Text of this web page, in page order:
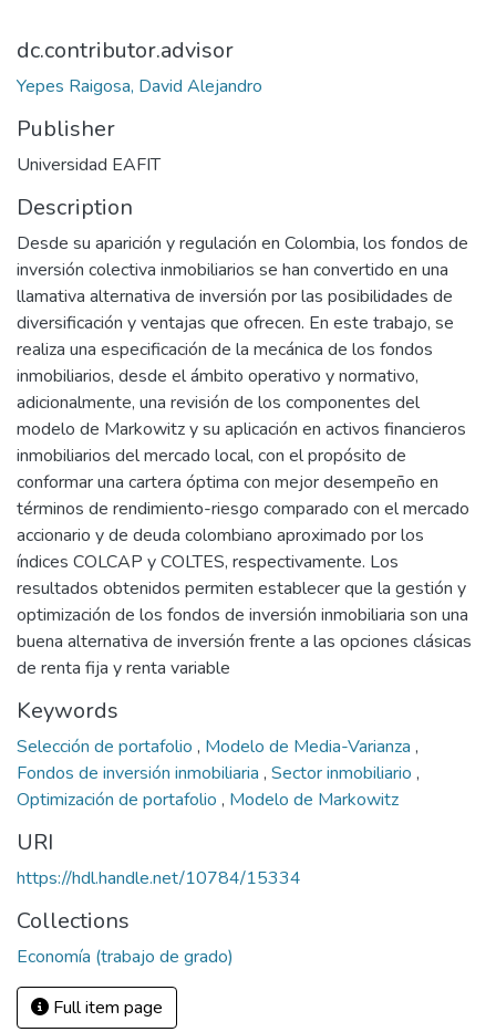
dc.contributor.advisor
Yepes Raigosa, David Alejandro
Publisher
Universidad EAFIT
Description
Desde su aparición y regulación en Colombia, los fondos de
inversión colectiva inmobiliarios se han convertido en una
llamativa alternativa de inversión por las posibilidades de
diversificación y ventajas que ofrecen. En este trabajo, se
realiza una especificación de la mecánica de los fondos
inmobiliarios, desde el ámbito operativo y normativo,
adicionalmente, una revisión de los componentes del
modelo de Markowitz y su aplicación en activos financieros
inmobiliarios del mercado local, con el propósito de
conformar una cartera óptima con mejor desempeño en
términos de rendimiento-riesgo comparado con el mercado
accionario y de deuda colombiano aproximado por los
índices COLCAP y COLTES, respectivamente. Los
resultados obtenidos permiten establecer que la gestión y
optimización de los fondos de inversión inmobiliaria son una
buena alternativa de inversión frente a las opciones clásicas
de renta fija y renta variable
Keywords
Selección de portafolio , Modelo de Media-Varianza ,
Fondos de inversión inmobiliaria , Sector inmobiliario ,
Optimización de portafolio , Modelo de Markowitz
URI
https://hdl.handle.net/10784/15334
Collections
Economía (trabajo de grado)
Full item page